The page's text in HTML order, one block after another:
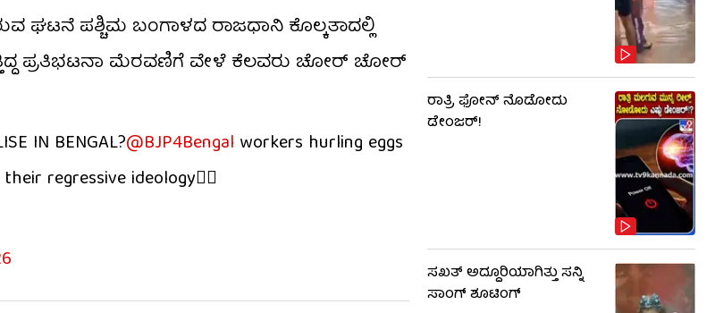
ಘಟನೆ ಪಶ್ಚಿಮ ಬಂಗಾಳದ ರಾಜಧಾನಿ ಕೊಲ್ಕತಾದಲ್ಲಿ
ಪ್ರತಿಭಟನಾ ಮೆರವಣಿಗೆ ವೇಳೆ ಕೆಲವರು ಚೋರ್‌ ಚೋರ್‌
IN BENGAL?@BJP4Bengal workers hurling eggs
regressive ideology👇🏼
ರಾತ್ರಿ ಫೋನ್​​ ನೊಡೋದು
ಡೇಂಜರ್!
ಸಖತ್ ಅದ್ದೂರಿಯಾಗಿತ್ತು ಸನ್ನಿ
ಸಾಂಗ್ ಶೂಟಿಂಗ್